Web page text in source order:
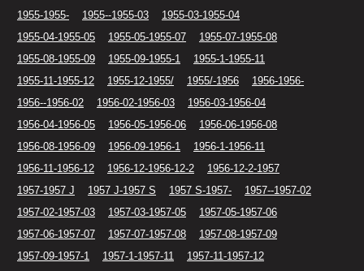
1955-1955-
1955--1955-03
1955-03-1955-04
1955-04-1955-05
1955-05-1955-07
1955-07-1955-08
1955-08-1955-09
1955-09-1955-1
1955-1-1955-11
1955-11-1955-12
1955-12-1955/ 1955/-1956
1956-1956-
1956--1956-02
1956-02-1956-03
1956-03-1956-04
1956-04-1956-05
1956-05-1956-06
1956-06-1956-08
1956-08-1956-09
1956-09-1956-1
1956-1-1956-11
1956-11-1956-12
1956-12-1956-12-2
1956-12-2-1957
1957-1957 J
1957 J-1957 S 1957 S-1957-
1957--1957-02
1957-02-1957-03
1957-03-1957-05
1957-05-1957-06
1957-06-1957-07
1957-07-1957-08
1957-08-1957-09
1957-09-1957-1
1957-1-1957-11
1957-11-1957-12